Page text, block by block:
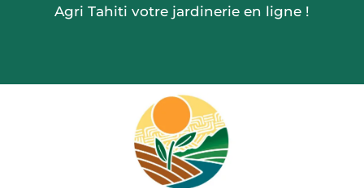
Agri Tahiti votre jardinerie en ligne !